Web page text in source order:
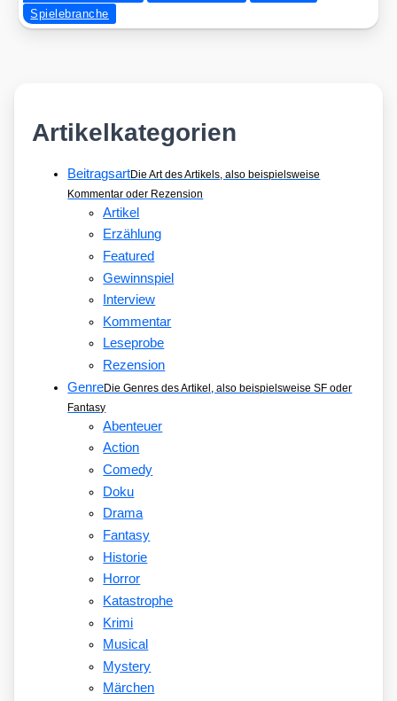
Spielebranche
Artikelkategorien
BeitragsartDie Art des Artikels, also beispielsweise
Kommentar oder Rezension
Artikel
Erzählung
Featured
Gewinnspiel
Interview
Kommentar
Leseprobe
Rezension
GenreDie Genres des Artikel, also beispielsweise SF oder
Fantasy
Abenteuer
Action
Comedy
Doku
Drama
Fantasy
Historie
Horror
Katastrophe
Krimi
Musical
Mystery
Märchen